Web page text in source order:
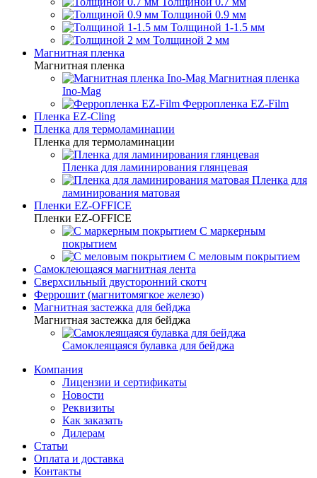
Толщиной 0.9 мм
Толщиной 1-1.5 мм
Толщиной 2 мм
Магнитная пленка
Магнитная пленка
Магнитная пленка
Ino-Mag
Ферропленка EZ-Film
Пленка EZ-Cling
Пленка для термоламинации
Пленка для термоламинации
Пленка для ламинирования глянцевая
Пленка для
ламинирования матовая
Пленки EZ-OFFICE
Пленки EZ-OFFICE
С маркерным
покрытием
С меловым покрытием
Самоклеющаяся магнитная лента
Сверхсильный двусторонний скотч
Феррошит (магнитомягкое железо)
Магнитная застежка для бейджа
Магнитная застежка для бейджа
Самоклеящаяся булавка для бейджа
Компания
Лицензии и сертификаты
Новости
Реквизиты
Как заказать
Дилерам
Статьи
Оплата и доставка
Контакты